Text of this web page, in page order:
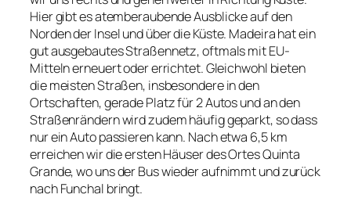
Hier gibt es atemberaubende Ausblicke auf den
Norden der Insel und über die Küste. Madeira hat ein
gut ausgebautes Straßennetz, oftmals mit EU-
Mitteln erneuert oder errichtet. Gleichwohl bieten
die meisten Straßen, insbesondere in den
Ortschaften, gerade Platz für 2 Autos und an den
Straßenrändern wird zudem häufig geparkt, so dass
nur ein Auto passieren kann. Nach etwa 6,5 km
erreichen wir die ersten Häuser des Ortes Quinta
Grande, wo uns der Bus wieder aufnimmt und zurück
nach Funchal bringt.